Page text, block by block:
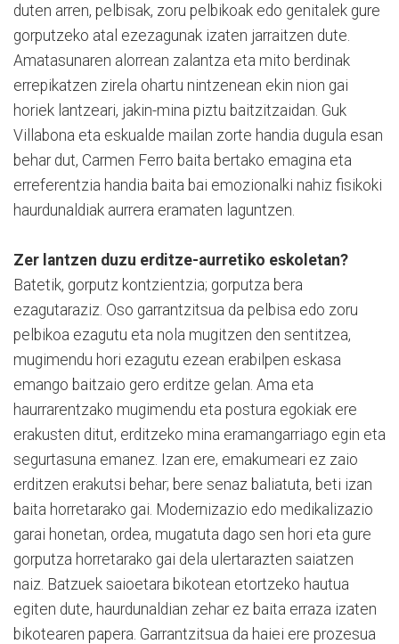
duten arren, pelbisak, zoru pelbikoak edo genitalek gure
gorputzeko atal ezezagunak izaten jarraitzen dute.
Amatasunaren alorrean zalantza eta mito berdinak
errepikatzen zirela ohartu nintzenean ekin nion gai
horiek lantzeari, jakin-mina piztu baitzitzaidan. Guk
Villabona eta eskualde mailan zorte handia dugula esan
behar dut, Carmen Ferro baita bertako emagina eta
erreferentzia handia baita bai emozionalki nahiz fisikoki
haurdunaldiak aurrera eramaten laguntzen.
Zer lantzen duzu erditze-aurretiko eskoletan?
Batetik, gorputz kontzientzia; gorputza bera
ezagutaraziz. Oso garrantzitsua da pelbisa edo zoru
pelbikoa ezagutu eta nola mugitzen den sentitzea,
mugimendu hori ezagutu ezean erabilpen eskasa
emango baitzaio gero erditze gelan. Ama eta
haurrarentzako mugimendu eta postura egokiak ere
erakusten ditut, erditzeko mina eramangarriago egin eta
segurtasuna emanez. Izan ere, emakumeari ez zaio
erditzen erakutsi behar; bere senaz baliatuta, beti izan
baita horretarako gai. Modernizazio edo medikalizazio
garai honetan, ordea, mugatuta dago sen hori eta gure
gorputza horretarako gai dela ulertarazten saiatzen
naiz. Batzuek saioetara bikotean etortzeko hautua
egiten dute, haurdunaldian zehar ez baita erraza izaten
bikotearen papera. Garrantzitsua da haiei ere prozesua